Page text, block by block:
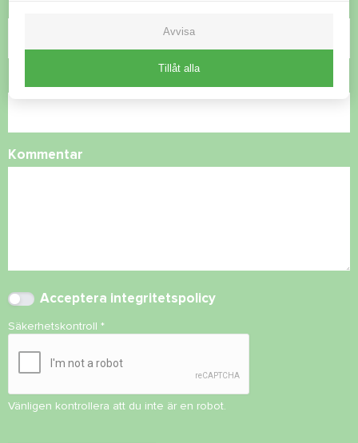
Kommentar
Acceptera integritetspolicy
Säkerhetskontroll *
Vänligen kontrollera att du inte är en robot.
Avvisa
Tillåt alla